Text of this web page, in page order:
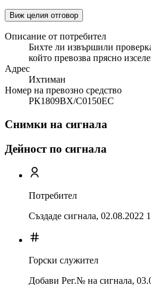
Виж целия отговор
Описание от потребител
Бихте ли извършили
който превозва прясно
Адрес
Ихтиман
Номер на превозно средство
РК1809ВХ/С0150ЕС
Снимки на сигнала
Дейност по сигнала
Потребител
Създаде сигнала, 02.08.2022
Горски служител
Добави Рег.№ на сигнала,